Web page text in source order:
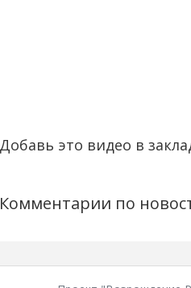
Добавь это видео в
Комментарии по